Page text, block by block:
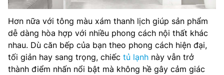
Hơn nữa với tông màu xám thanh lịch giúp sản phẩm
dễ dàng hòa hợp với nhiều phong cách nội thất khác
nhau. Dù căn bếp của bạn theo phong cách hiện đại,
tối giản hay sang trọng, chiếc tủ lạnh này vẫn trở
thành điểm nhấn nổi bật mà không hề gây cảm giác